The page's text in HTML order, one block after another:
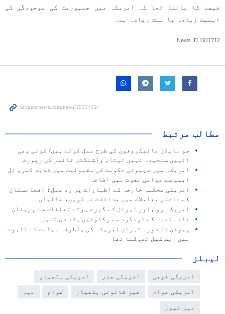
فیصد کا ماننا تھا کہ امریکہ میں جمہوریت کی موجودگی کی
اہمیت زیادہ یا بہت زیادہ ہے۔
News ID 1911712
مطالب مرتبط
جو بایڈن مائیکروفون کی طرح عمل کرتے ہیں/ کوئی بھی
انہیں سنجیدہ نہیں لیتا، واشنگٹن ٹائمز کی رپورٹ
امریکہ میں صہیونی حکومت کی مقبولیت میں شدید کمی، تل
ابیب سے عوامی نفرت میں اضافہ
امریکی محکمہ خارجہ کے اظہارات پر رد عمل؛ افغانستان
کے داخلی معاملات میں مداخلت نہ کریں، طالبان
امریکہ روس اور ایران کے گہرے ہوتے تعلقات سے پریشان
خانہ کعبہ کے اردگرد سے رکاوٹیں ہٹا دی گئیں
پیوٹن کا دورہ تہران امریکہ کی یکطرفہ سیاست کے تابوت
میں ایک کیل ٹھوکنا تھا
لیبلز
امریکی فوجی امریکی صدر امریکی ہتھیار
امریکی عوام غیر قانونی ہتھیار عوام مہر
مہر نیوز